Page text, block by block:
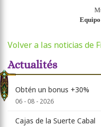
Volver a las noticias de
Actualités
Obtén un bonus +30%
06 - 08 - 2026
Cajas de la Suerte Cabal